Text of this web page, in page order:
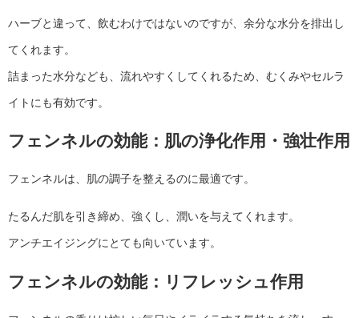
ハーブと違って、飲むわけではないのですが、余分な水分を排出し
てくれます。
詰まった水分なども、流れやすくしてくれるため、むくみやセルラ
イトにも有効です。
フェンネルの効能：肌の浄化作用・強壮作用
フェンネルは、肌の調子を整えるのに最適です。
たるんだ肌を引き締め、強くし、潤いを与えてくれます。
アンチエイジングにとても向いています。
フェンネルの効能：リフレッシュ作用